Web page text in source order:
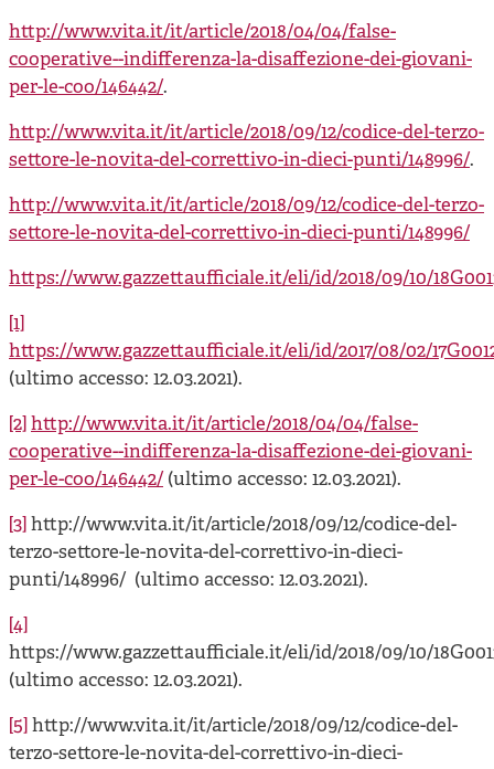
http://www.vita.it/it/article/2018/04/04/false-
cooperative--indifferenza-la-disaffezione-dei-giovani-
per-le-coo/146442/.
http://www.vita.it/it/article/2018/09/12/codice-del-terzo-
settore-le-novita-del-correttivo-in-dieci-punti/148996/.
http://www.vita.it/it/article/2018/09/12/codice-del-terzo-
settore-le-novita-del-correttivo-in-dieci-punti/148996/
https://www.gazzettaufficiale.it/eli/id/2018/09/10/
[1]
https://www.gazzettaufficiale.it/eli/id/2017/08/02/
(ultimo accesso: 12.03.2021).
[2] http://www.vita.it/it/article/2018/04/04/false-
cooperative--indifferenza-la-disaffezione-dei-giovani-
per-le-coo/146442/ (ultimo accesso: 12.03.2021).
[3] http://www.vita.it/it/article/2018/09/12/codice-del-
terzo-settore-le-novita-del-correttivo-in-dieci-
punti/148996/ (ultimo accesso: 12.03.2021).
[4]
https://www.gazzettaufficiale.it/eli/id/2018/09/10/
(ultimo accesso: 12.03.2021).
[5] http://www.vita.it/it/article/2018/09/12/codice-del-
terzo-settore-le-novita-del-correttivo-in-dieci-